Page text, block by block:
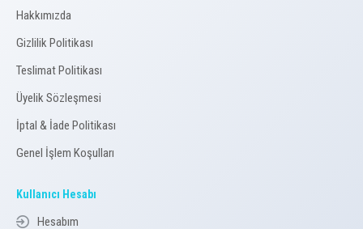
Hakkımızda
Gizlilik Politikası
Teslimat Politikası
Üyelik Sözleşmesi
İptal & İade Politikası
Genel İşlem Koşulları
Kullanıcı Hesabı
Hesabım